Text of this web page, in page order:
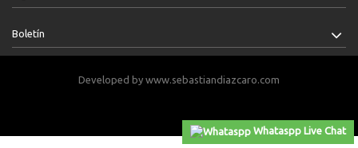
Boletín
Whataspp Live Chat
Developed by www.sebastiandiazcaro.com